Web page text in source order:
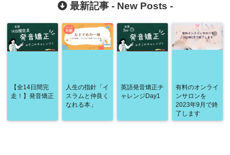
最新記事 - New Posts -
【全14日間完
走！】発音矯正
人生の指針「イ
スラムと仲良く
なれる本」
英語発音矯正チ
ャレンジDay1
有料のオンライ
ンサロンを
2023年9月で終
了します